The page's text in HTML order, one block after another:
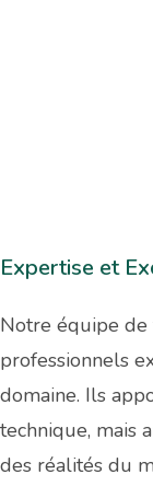
Expertise et
Notre équipe de
professionnels
domaine. Ils
technique, mais
des réalités du